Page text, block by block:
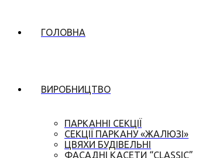
ГОЛОВНА
ВИРОБНИЦТВО
ПАРКАННІ СЕКЦІЇ
СЕКЦІЇ ПАРКАНУ «ЖАЛЮЗІ»
ЦВЯХИ БУДІВЕЛЬНІ
ФАСАДНІ КАСЕТИ “CLASSIC”